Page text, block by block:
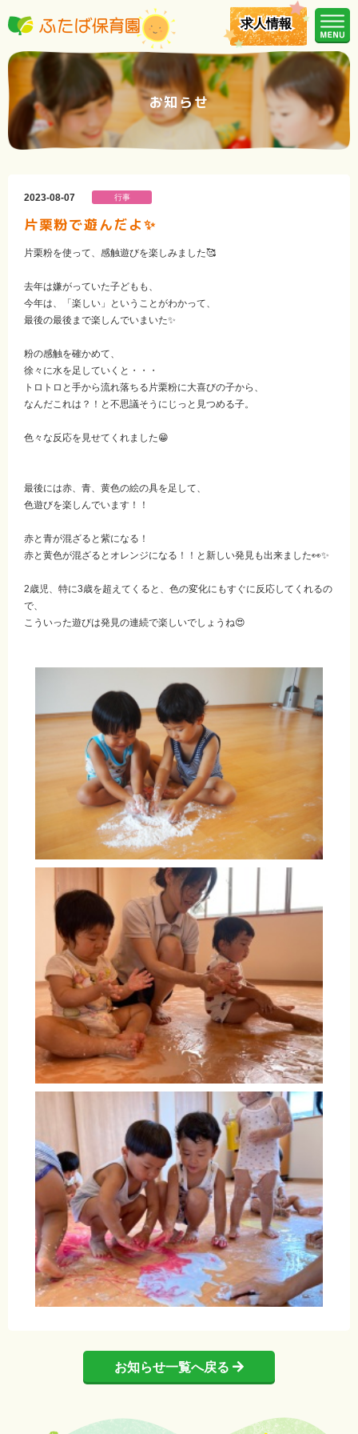
求人情報
求人情報
お知らせ
2023-08-07 行事
片栗粉で遊んだよ✨
片栗粉を使って、感触遊びを楽しみました🥰
去年は嫌がっていた子どもも、
今年は、「楽しい」ということがわかって、
最後の最後まで楽しんでいまいた✨
粉の感触を確かめて、
徐々に水を足していくと・・・
トロトロと手から流れ落ちる片栗粉に大喜びの子から、
なんだこれは？！と不思議そうにじっと見つめる子。
色々な反応を見せてくれました😁
最後には赤、青、黄色の絵の具を足して、
色遊びを楽しんでいます！！
赤と青が混ざると紫になる！
赤と黄色が混ざるとオレンジになる！！と新しい発見も出来ました👀✨
2歳児、特に3歳を超えてくると、色の変化にもすぐに反応してくれるの
で、
こういった遊びは発見の連続で楽しいでしょうね😍
お知らせ一覧へ戻る